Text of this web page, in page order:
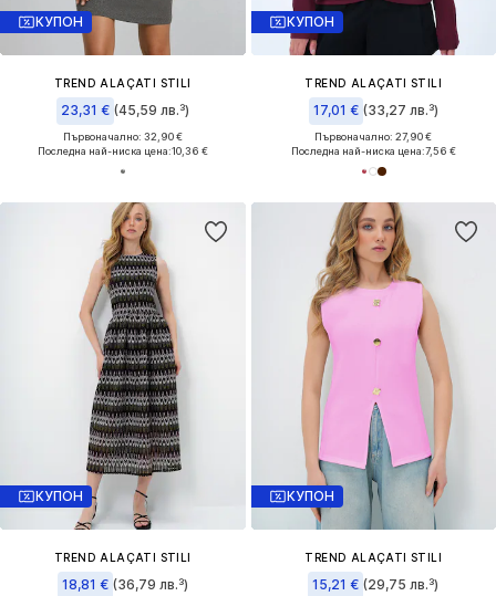
КУПОН
TREND ALAÇATI STILI
23,31 € (45,59 лв.³)
Първоначално: 32,90 €
Последна най-ниска цена:10,36 €
КУПОН
TREND ALAÇATI STILI
17,01 € (33,27 лв.³)
Първоначално: 27,90 €
Последна най-ниска цена:7,56 €
КУПОН
TREND ALAÇATI STILI
18,81 € (36,79 лв.³)
КУПОН
TREND ALAÇATI STILI
15,21 € (29,75 лв.³)